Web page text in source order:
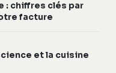
: chiffres clés par
facture
et la cuisine